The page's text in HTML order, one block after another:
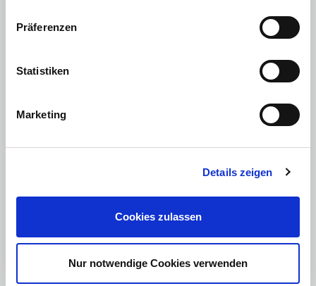
Präferenzen
Statistiken
Marketing
Details zeigen
Cookies zulassen
Nur notwendige Cookies verwenden
Kopfstützen, vorn höheneinstellbar
Spurhalte-Assistent
Vorrüstung für Kindersitz-Befestigungssystem ISOFIX,
10˝-Fahrerinfodisplay plus Smartphone-Station
Kabellose Smartphone-Integration via drahtloses Apple
CarPlay™1 und Android Auto™1
Digitaler Radioempfang DAB+